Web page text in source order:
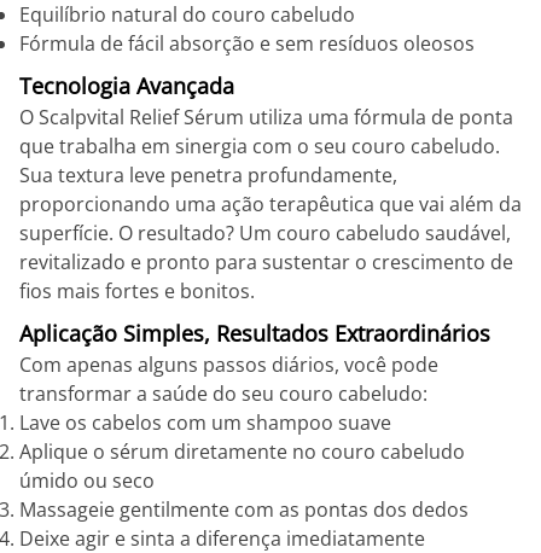
Equilíbrio natural do couro cabeludo
Fórmula de fácil absorção e sem resíduos oleosos
Tecnologia Avançada
O Scalpvital Relief Sérum utiliza uma fórmula de ponta
que trabalha em sinergia com o seu couro cabeludo.
Sua textura leve penetra profundamente,
proporcionando uma ação terapêutica que vai além da
superfície. O resultado? Um couro cabeludo saudável,
revitalizado e pronto para sustentar o crescimento de
fios mais fortes e bonitos.
Aplicação Simples, Resultados Extraordinários
Com apenas alguns passos diários, você pode
transformar a saúde do seu couro cabeludo:
Lave os cabelos com um shampoo suave
Aplique o sérum diretamente no couro cabeludo
úmido ou seco
Massageie gentilmente com as pontas dos dedos
Deixe agir e sinta a diferença imediatamente